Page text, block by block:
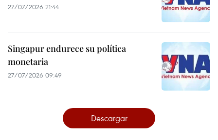
27/07/2026 21:44
Singapur endurece su política
monetaria
27/07/2026 09:49
Descargar